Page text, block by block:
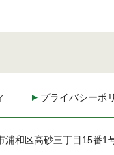
プライバシーポ
浦和区高砂三丁目15番1